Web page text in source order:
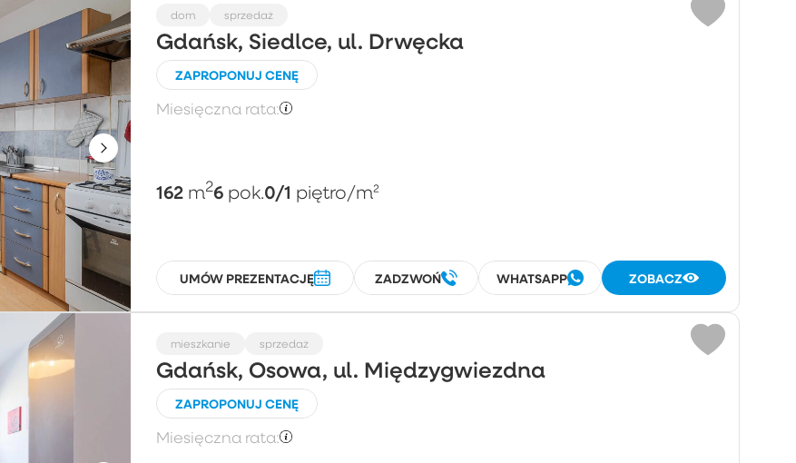
dom sprzedaż
Gdańsk, Siedlce, ul. Drwęcka
ZAPROPONUJ CENĘ
Miesięczna rata:
162 m26 pok.0/1 piętro/m²
UMÓW PREZENTACJĘ ZADZWOŃ WHATSAPP ZOBACZ
mieszkanie sprzedaż
Gdańsk, Osowa, ul. Międzygwiezdna
ZAPROPONUJ CENĘ
Miesięczna rata: